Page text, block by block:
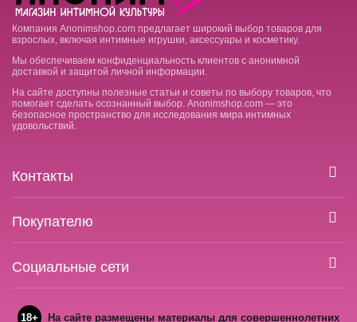
Компания Anonimshop.com предлагает широкий выбор товаров для
взрослых, включая интимные игрушки, аксессуары и косметику.
Мы обеспечиваем конфиденциальность клиентов с анонимной
доставкой и защитой личной информации.
На сайте доступны полезные статьи и советы по выбору товаров, что
помогает сделать осознанный выбор. Anonimshop.com — это
безопасное пространство для исследования мира интимных
удовольствий.
Контакты
Покупателю
Социальные сети
18+ На сайте размещены материалы для совершеннолетних